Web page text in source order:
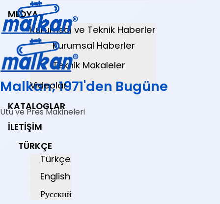
Malkan; 1971'den Bugüne
Ütü ve Pres Makineleri
MEDYA
Kurumsal ve Teknik Haberler
Kurumsal Haberler
Teknik Makaleler
Videolar
KATALOGLAR
İLETIŞIM
TÜRKÇE
Türkçe
English
Русский